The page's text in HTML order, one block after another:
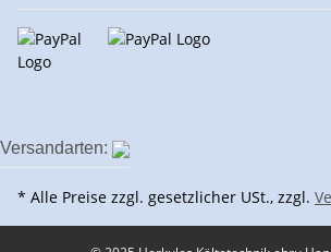
Versandarten:
* Alle Preise zzgl. gesetzlicher USt., zzgl.